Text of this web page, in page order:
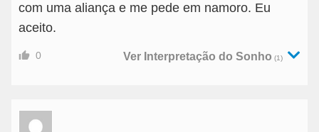
com uma aliança e me pede em namoro. Eu
aceito.
0 Ver Interpretação do Sonho (1)